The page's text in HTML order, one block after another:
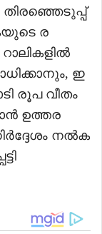
ര
റാലികളിൽ
ഇ
രൂപ വീതം
ഉത്തര
നൽക